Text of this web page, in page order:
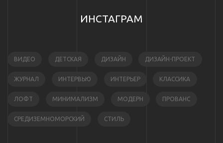
ИНСТАГРАМ
ВИДЕО ДЕТСКАЯ ДИЗАЙН ДИЗАЙН-ПРОЕКТ
ЖУРНАЛ ИНТЕРВЬЮ ИНТЕРЬЕР КЛАССИКА
ЛОФТ МИНИМАЛИЗМ МОДЕРН ПРОВАНС
СРЕДИЗЕМНОМОРСКИЙ СТИЛЬ